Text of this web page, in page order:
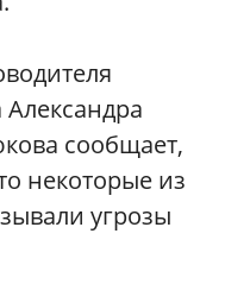
Александра
сообщает,
некоторые из
угрозы